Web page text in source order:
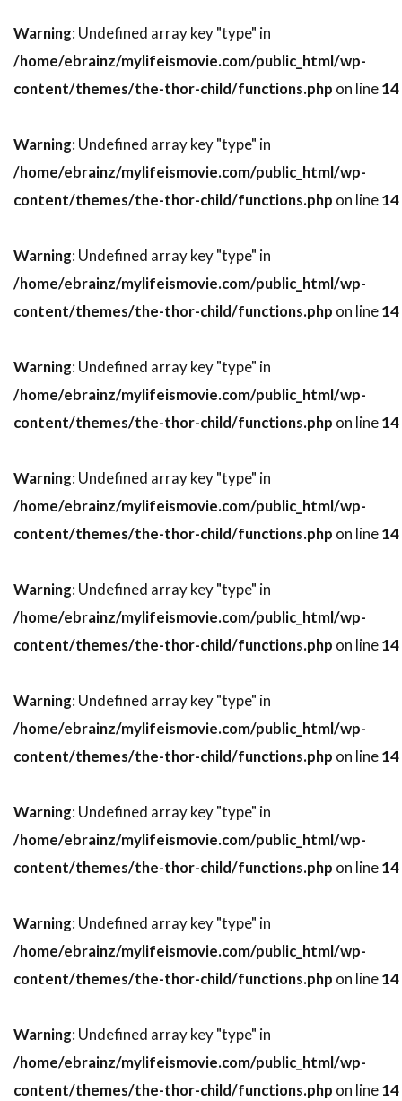
デヴィッド・O・ラッセル
デヴィッド・S・ウォード
デヴィッド・アルパー
デヴィッド・アーノルド
デヴィッド・オグデン・スティアーズ
デヴィッド・キュービット
デヴィッド・クリンツマン
デヴィッド・クリーゲル
デヴィッド・クロス
デヴィッド・シャラム
デヴィッド・ジェンセン
デヴィッド・ジュリアン
デヴィッド・ハイド・ピアース
デヴィッド・ヒューレット
デヴィッド・フォスター・プロダクションズ
デヴィッド・ブレナー
デヴィッド・ブロッカー
デヴィッド・ベニオフ
デヴィッド・マギー
デヴィッド・マッカラム
デヴィッド・モリッツ
デヴィッド・ローゼンブルーム
デヴォーン・ニクソン
トゥアン・グエン
トッド・ブラック
トッド・ラムジー
トッド・リーバーマン
トッド・ルイーゾ
トニ・コレット
トニーノ・デリ・コリ
トニー・シャルーブ
トニー・ジャー
トニー・スコット
トニー・トーマス
Warning: Undefined array key "type" in
/home/ebrainz/mylifeismovie.com/public_html/wp-
content/themes/the-thor-child/functions.php on line14
Warning: Undefined array key "type" in
/home/ebrainz/mylifeismovie.com/public_html/wp-
content/themes/the-thor-child/functions.php on line14
Warning: Undefined array key "type" in
/home/ebrainz/mylifeismovie.com/public_html/wp-
content/themes/the-thor-child/functions.php on line14
Warning: Undefined array key "type" in
/home/ebrainz/mylifeismovie.com/public_html/wp-
content/themes/the-thor-child/functions.php on line14
Warning: Undefined array key "type" in
/home/ebrainz/mylifeismovie.com/public_html/wp-
content/themes/the-thor-child/functions.php on line14
Warning: Undefined array key "type" in
/home/ebrainz/mylifeismovie.com/public_html/wp-
content/themes/the-thor-child/functions.php on line14
Warning: Undefined array key "type" in
/home/ebrainz/mylifeismovie.com/public_html/wp-
content/themes/the-thor-child/functions.php on line14
Warning: Undefined array key "type" in
/home/ebrainz/mylifeismovie.com/public_html/wp-
content/themes/the-thor-child/functions.php on line14
Warning: Undefined array key "type" in
/home/ebrainz/mylifeismovie.com/public_html/wp-
content/themes/the-thor-child/functions.php on line14
Warning: Undefined array key "type" in
/home/ebrainz/mylifeismovie.com/public_html/wp-
content/themes/the-thor-child/functions.php on line14